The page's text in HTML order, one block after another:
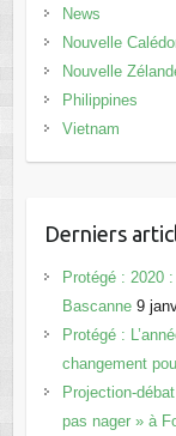
News
Nouvelle
Nouvelle
Philippines
Vietnam
Derniers
Protégé : 2020
Bascanne 9
Protégé :
changement
Projection-
pas nager » à